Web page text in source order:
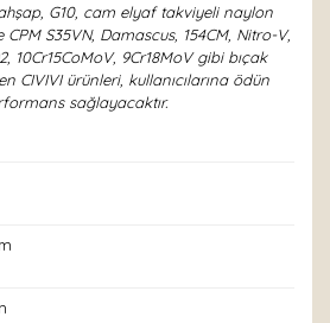
G10, cam elyaf takviyeli naylon
S35VN, Damascus, 154CM, Nitro-V,
10Cr15CoMoV, 9Cr18MoV gibi bıçak
CIVIVI ürünleri, kullanıcılarına ödün
sağlayacaktır.